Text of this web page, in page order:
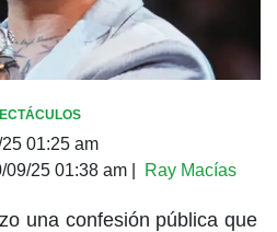
01:25 am
09/25 01:38 am Ray Macías
una confesión pública que